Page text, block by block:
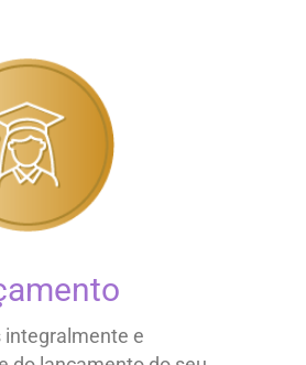
integralmente e